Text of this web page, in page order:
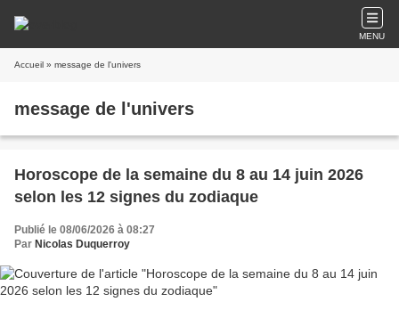
MENU
Accueil » message de l'univers
message de l'univers
Horoscope de la semaine du 8 au 14 juin 2026
selon les 12 signes du zodiaque
Publié le 08/06/2026 à 08:27
Par Nicolas Duquerroy